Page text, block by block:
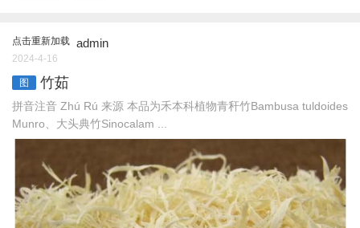
点击重新加载 admin
2024-4-16
图 竹茹
拼音注音 Zhú Rú 来源 本品为禾本科植物青秆竹Bambusa tuldoides
Munro、大头典竹Sinocalam ...